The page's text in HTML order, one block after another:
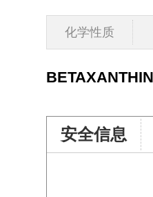
化学性质
安全信息